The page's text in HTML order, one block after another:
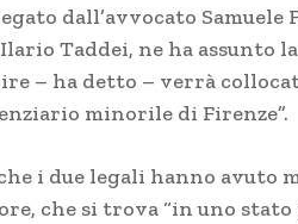
dall’avvocato Samuele
Taddei, ne ha assunto
– ha detto – verrà
minorile di Firenze”.
i due legali hanno avuto
che si trova “in uno stato